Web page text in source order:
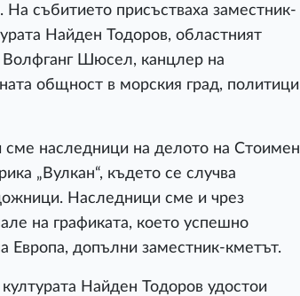
На събитието присъстваха заместник-
Найден Тодоров, областният
Шюсел, канцлер на
общност в морския град, политици
сме наследници на делото на Стоимен
„Вулкан“, където се случва
Наследници сме и чрез
на графиката, което успешно
Европа, допълни заместник-кметът.
Найден Тодоров удостои